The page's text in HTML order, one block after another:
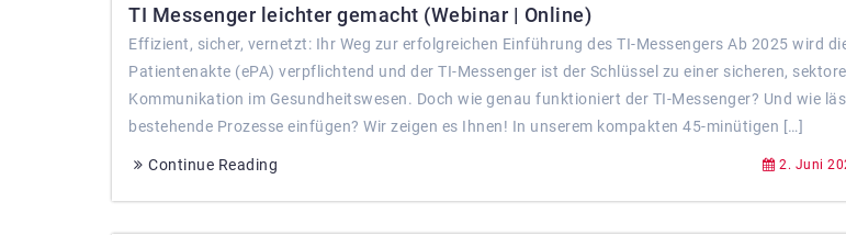
TI Messenger leichter gemacht (Webinar | Online)
Effizient, sicher, vernetzt: Ihr Weg zur erfolgreichen Einführung des TI-Messengers Ab 2025 wird
Patientenakte (ePA) verpflichtend und der TI-Messenger ist der Schlüssel zu einer sicheren,
Kommunikation im Gesundheitswesen. Doch wie genau funktioniert der TI-Messenger? Und wie
bestehende Prozesse einfügen? Wir zeigen es Ihnen! In unserem kompakten 45-minütigen […]
Continue Reading 2. Juni